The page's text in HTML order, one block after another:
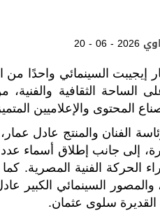
20 - 06 - 2026
إيجيبت السينمائي واحدًا من
الساحة الثقافية
المحتوى والإعلاميين
الفنان والمنتج عادل
إلى جانب إطلاق أسماء عدد
الحركة الفنية
السينمائي الكبير
سلوى عثمان.